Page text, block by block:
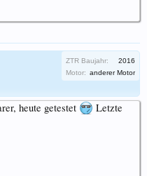
ZTR Baujahr:
2016
Motor: anderer Motor
heute getestet
Letzte